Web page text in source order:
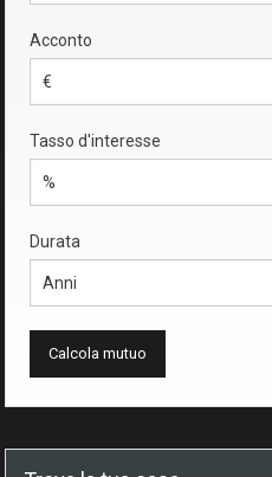
Acconto
Tasso d'interesse
Durata